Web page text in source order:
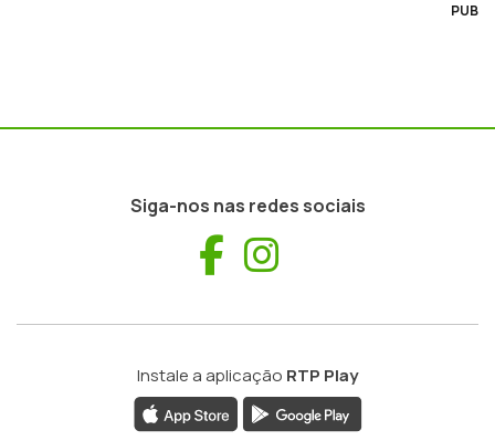
PUB
Siga-nos nas redes sociais
Facebook
Instale a aplicação RTP Play